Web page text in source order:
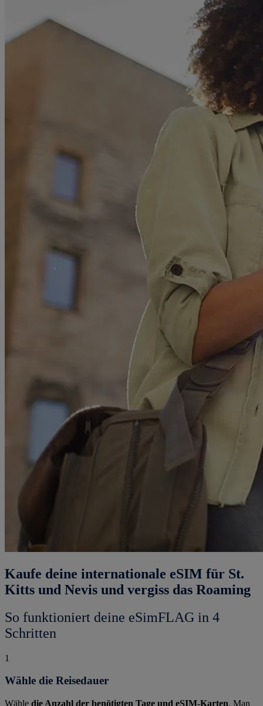
Kaufe deine internationale eSIM für St.
Kitts und Nevis und vergiss das Roaming
So funktioniert deine eSimFLAG in 4
Schritten
1
Wähle die Reisedauer
Wähle die Anzahl der benötigten Tage und eSIM-Karten. Man